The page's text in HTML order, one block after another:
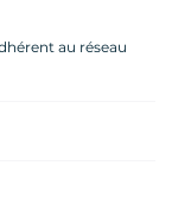
au réseau